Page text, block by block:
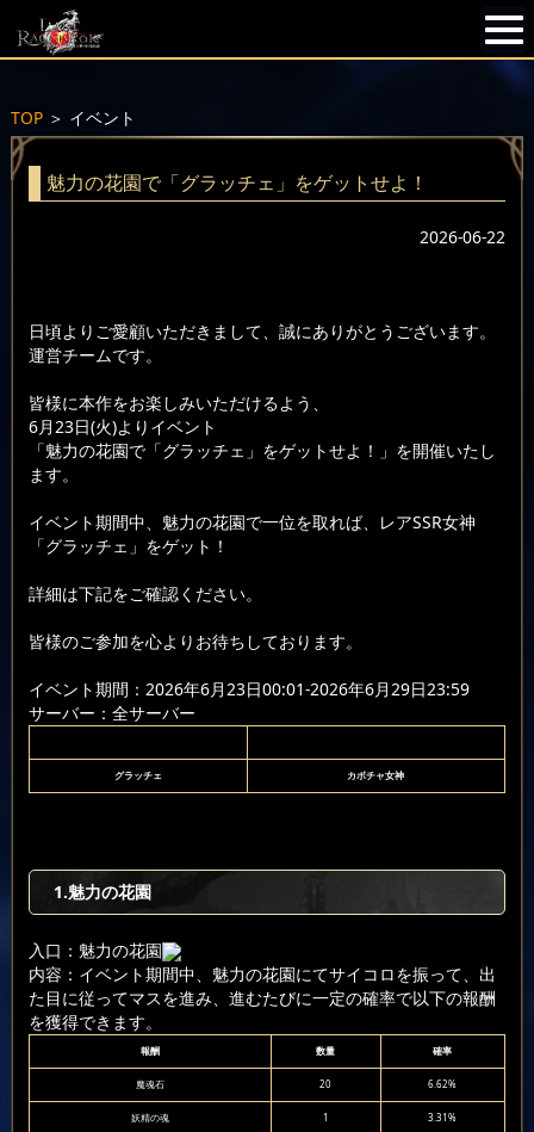
TOP＞ イベント
魅力の花園で「グラッチェ」をゲットせよ！
2026-06-22
日頃よりご愛顧いただきまして、誠にありがとうございます。
運営チームです。
皆様に本作をお楽しみいただけるよう、
6月23日(火)よりイベント
「魅力の花園で「グラッチェ」をゲットせよ！」を開催いたし
ます。
イベント期間中、魅力の花園で一位を取れば、レアSSR女神
「グラッチェ」をゲット！
詳細は下記をご確認ください。
皆様のご参加を心よりお待ちしております。
イベント期間：2026年6月23日00:01-2026年6月29日23:59
サーバー：全サーバー
グラッチェ カボチャ女神
1.魅力の花園
入口：魅力の花園
内容：イベント期間中、魅力の花園にてサイコロを振って、出
た目に従ってマスを進み、進むたびに一定の確率で以下の報酬
を獲得できます。
報酬 数量 確率
魔魂石 20 6.62%
妖精の魂 1 3.31%